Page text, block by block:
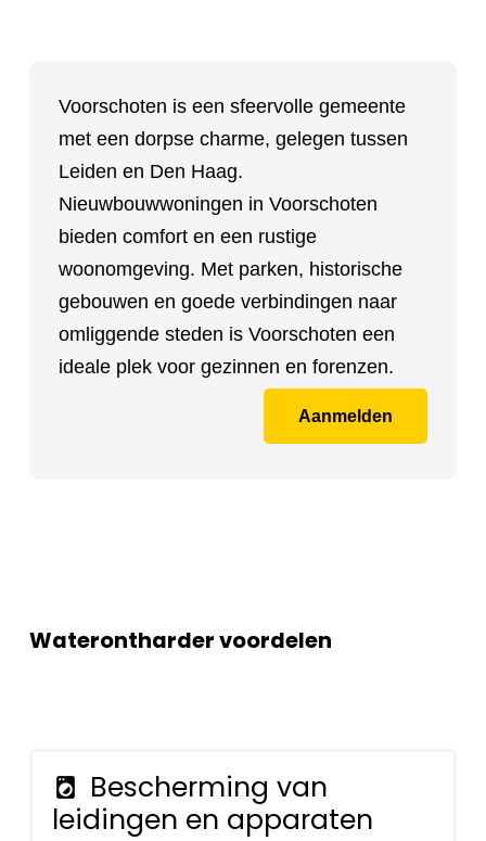
Voorschoten is een sfeervolle gemeente
met een dorpse charme, gelegen tussen
Leiden en Den Haag.
Nieuwbouwwoningen in Voorschoten
bieden comfort en een rustige
woonomgeving. Met parken, historische
gebouwen en goede verbindingen naar
omliggende steden is Voorschoten een
ideale plek voor gezinnen en forenzen.
Aanmelden
Waterontharder voordelen
local_laundry_service
Bescherming van
leidingen en apparaten